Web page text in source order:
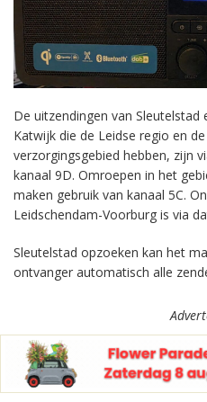
De uitzendingen van
Katwijk die de Leidse regio en
verzorgingsgebied hebben, zijn
kanaal 9D. Omroepen in het
maken gebruik van kanaal 5C.
Leidschendam-Voorburg is via
Sleutelstad opzoeken kan het
ontvanger automatisch alle